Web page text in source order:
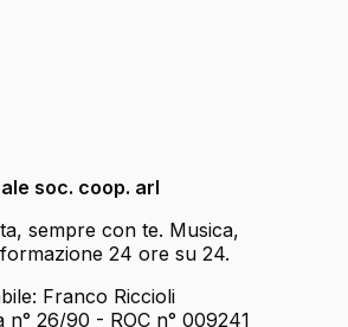
soc. coop. arl
sempre con te. Musica,
24 ore su 24.
Franco Riccioli
n° 26/90 - ROC n° 009241